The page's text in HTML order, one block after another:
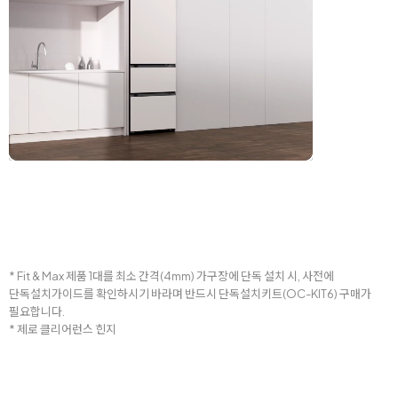
* Fit & Max 제품 1대를 최소 간격(4mm) 가구장에 단독 설치 시, 사전에
단독설치가이드를 확인하시기 바라며 반드시 단독설치키트(OC-KIT6) 구매가
필요합니다.
* 제로 클리어런스 힌지